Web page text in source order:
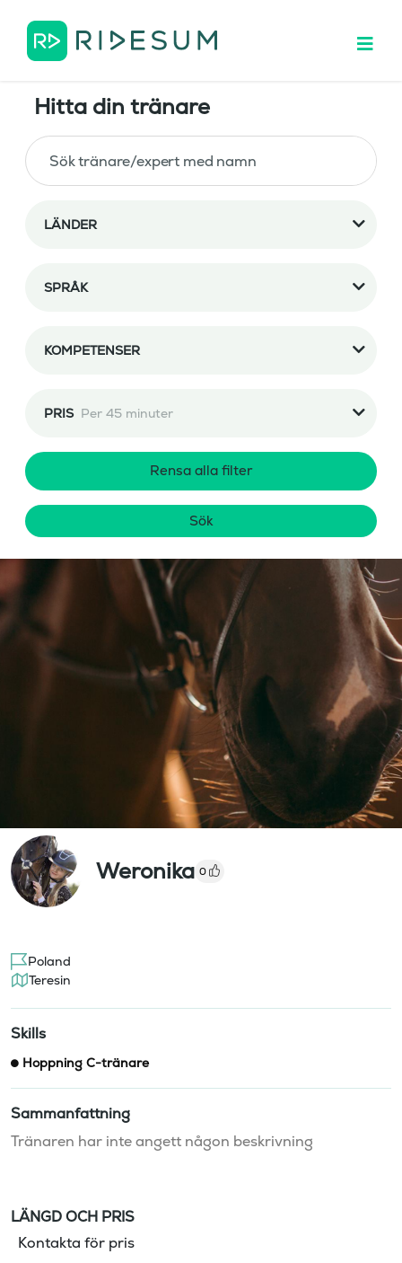
Hitta din tränare
LÄNDER
SPRÅK
KOMPETENSER
PRIS Per 45 minuter
Rensa alla filter
Sök
Weronika 0
Poland
Teresin
Skills
Hoppning C-tränare
Sammanfattning
Tränaren har inte angett någon beskrivning
LÄNGD OCH PRIS
Kontakta för pris